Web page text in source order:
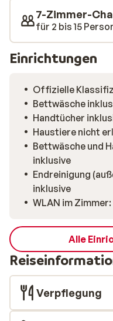
7-Zimmer-
für 2 bis 15
Einrichtungen
Offizielle
Bettwäsche
Handtücher
Haustiere nicht
Bettwäsche und
inklusive
Endreinigung
inklusive
WLAN im
Alle
Verpflegung